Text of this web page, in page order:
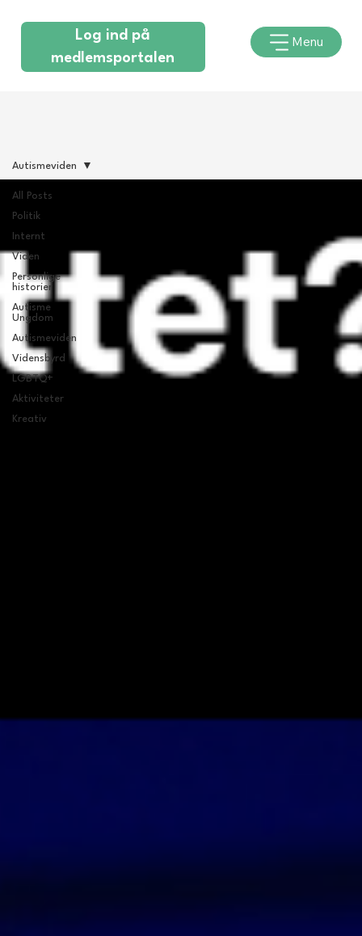
Log ind på
medlemsportalen
Menu
All Posts
Politik
Internt
Viden
Personlige
historier
Autisme
Ungdom
Autismeviden
Vidensbyrd
LGBTQ+
Aktiviteter
Kreativ
Autismeviden